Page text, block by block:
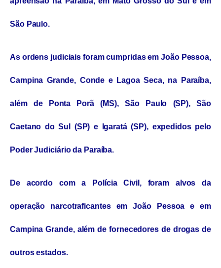
São Paulo.
As ordens judiciais foram cumpridas em João Pessoa,
Campina Grande, Conde e Lagoa Seca, na Paraíba,
além de Ponta Porã (MS), São Paulo (SP), São
Caetano do Sul (SP) e Igaratá (SP), expedidos pelo
Poder Judiciário da Paraíba.
De acordo com a Polícia Civil, foram alvos da
operação narcotraficantes em João Pessoa e em
Campina Grande, além de fornecedores de drogas de
outros estados.